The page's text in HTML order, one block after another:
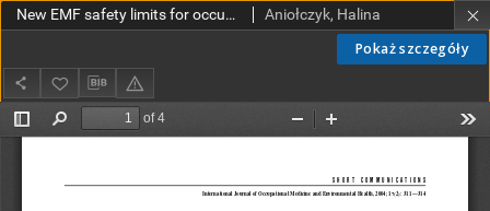
Pokaż szczegóły
New EMF safety limits for occupational and public exposure in Poland Aniołczyk, Halina